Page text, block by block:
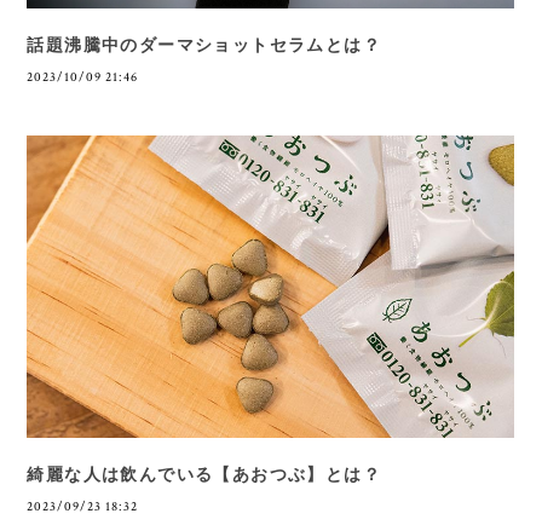
話題沸騰中のダーマショットセラムとは？
2023/10/09 21:46
綺麗な人は飲んでいる【あおつぶ】とは？
2023/09/23 18:32